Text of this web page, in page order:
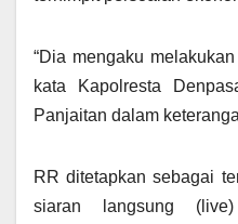
“Dia mengaku
kata Kapolresta
Panjaitan dalam
RR ditetapkan sebagai
siaran langsung